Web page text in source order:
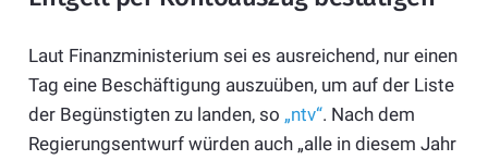
Laut Finanzministerium sei es ausreichend, nur einen
Tag eine Beschäftigung auszuüben, um auf der Liste
der Begünstigten zu landen, so „ntv“. Nach dem
Regierungsentwurf würden auch „alle in diesem Jahr